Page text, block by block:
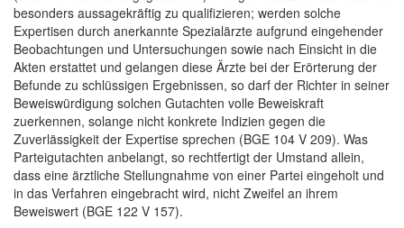
besonders aussagekräftig zu qualifizieren; werden solche
Expertisen durch anerkannte Spezialärzte aufgrund eingehender
Beobachtungen und Untersuchungen sowie nach Einsicht in die
Akten erstattet und gelangen diese Ärzte bei der Erörterung der
Befunde zu schlüssigen Ergebnissen, so darf der Richter in seiner
Beweiswürdigung solchen Gutachten volle Beweiskraft
zuerkennen, solange nicht konkrete Indizien gegen die
Zuverlässigkeit der Expertise sprechen (BGE 104 V 209). Was
Parteigutachten anbelangt, so rechtfertigt der Umstand allein,
dass eine ärztliche Stellungnahme von einer Partei eingeholt und
in das Verfahren eingebracht wird, nicht Zweifel an ihrem
Beweiswert (BGE 122 V 157).